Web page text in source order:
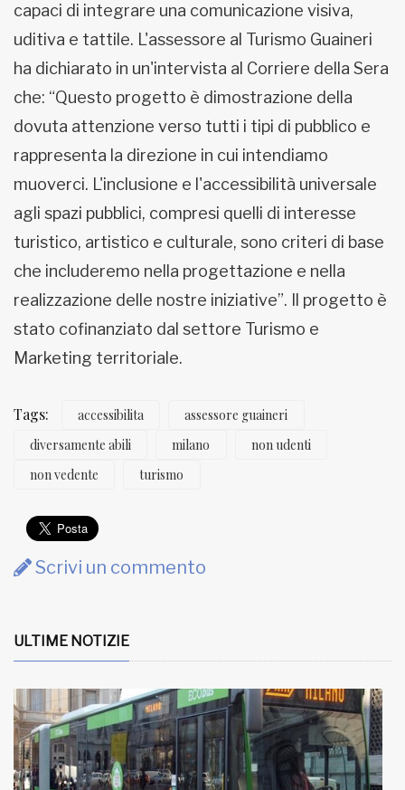
capaci di integrare una comunicazione visiva,
uditiva e tattile. L'assessore al Turismo Guaineri
ha dichiarato in un'intervista al Corriere della Sera
che: “Questo progetto è dimostrazione della
dovuta attenzione verso tutti i tipi di pubblico e
rappresenta la direzione in cui intendiamo
muoverci. L'inclusione e l'accessibilità universale
agli spazi pubblici, compresi quelli di interesse
turistico, artistico e culturale, sono criteri di base
che includeremo nella progettazione e nella
realizzazione delle nostre iniziative”. Il progetto è
stato cofinanziato dal settore Turismo e
Marketing territoriale.
Tags: accessibilita
assessore guaineri
diversamente abili
milano
non udenti
non vedente
turismo
Scrivi un commento
ULTIME NOTIZIE